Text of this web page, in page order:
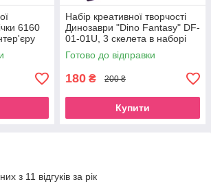
6160
Набір креативної творчості
Динозаври "Dino Fantasy" DF-
01-01U, 3 скелета в наборі
Диметродон
Готово до відправки
180 ₴ 200 ₴
Купити
з 11 відгуків за рік